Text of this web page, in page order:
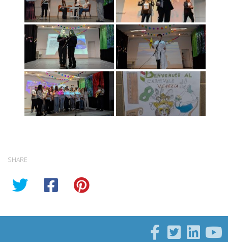
SHARE